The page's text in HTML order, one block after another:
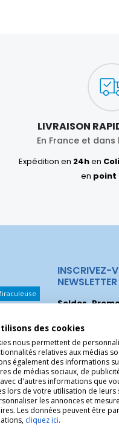
LIVRAISON
En France et
Expédition en 24hen
en point
Noeuds
Christophe
INSCRIVEZ-
Soldes,
Inscrivez-
nos meilleures
des cookies
nous permettent de
relatives aux médias
également des informations
de médias sociaux, de
d'autres informations que
lors de votre utilisation de leurs
les annonces et
Les données peuvent être
cliquez ici.